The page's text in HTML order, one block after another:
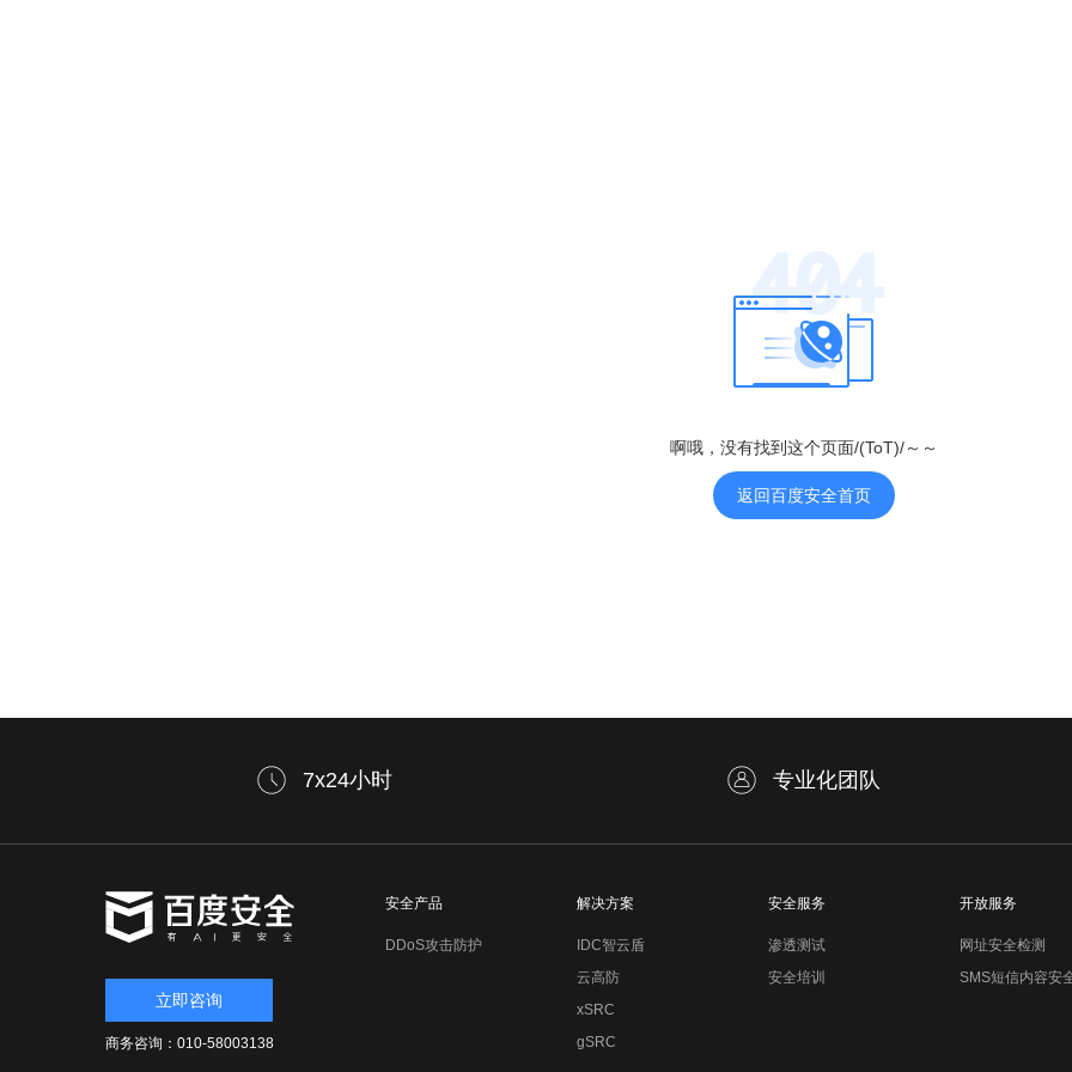
啊哦，没有找到这个页面/(ToT)/～～
返回百度安全首页
7x24小时 专业化团队
立即咨询
商务咨询：010-58003138
安全产品
DDoS攻击防护
解决方案
IDC智云盾
云高防
xSRC
gSRC
安全服务
渗透测试
安全培训
开放服务
网址安全检测
SMS短信内容安